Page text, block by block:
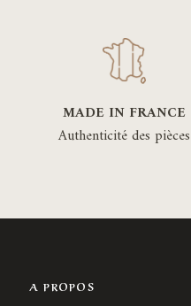
MADE IN FRANCE
Authenticité des pièces
A PROPOS